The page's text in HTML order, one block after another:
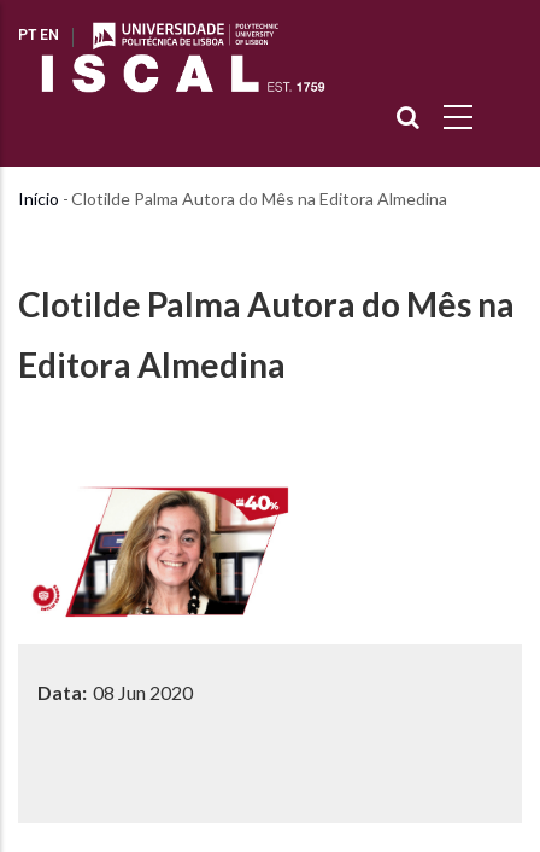
para
PT EN
Clotilde Palma Autora do Mês na
Editora Almedina
Data: 08 Jun 2020
Navegação
Início -Clotilde Palma Autora do Mês na Editora Almedina